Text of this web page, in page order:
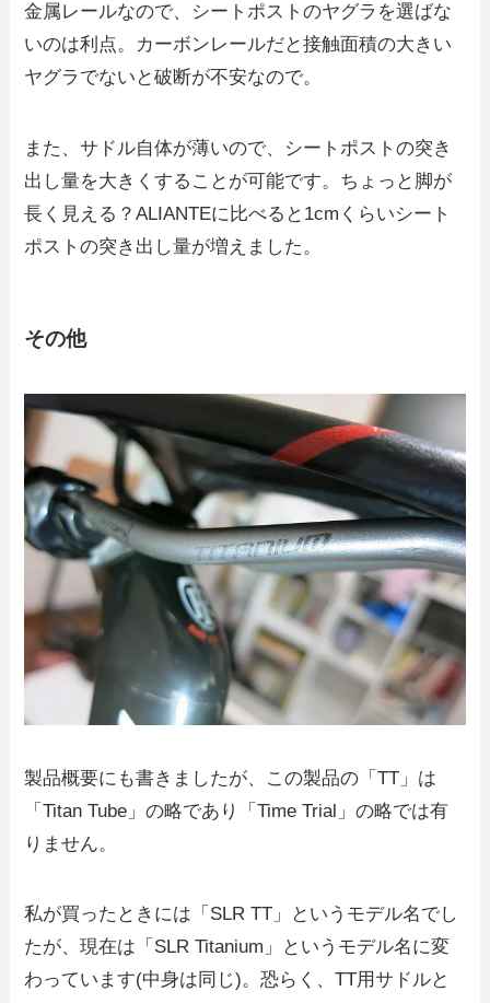
金属レールなので、シートポストのヤグラを選ばな
いのは利点。カーボンレールだと接触面積の大きい
ヤグラでないと破断が不安なので。
また、サドル自体が薄いので、シートポストの突き
出し量を大きくすることが可能です。ちょっと脚が
長く見える？ALIANTEに比べると1cmくらいシート
ポストの突き出し量が増えました。
その他
製品概要にも書きましたが、この製品の「TT」は
「Titan Tube」の略であり「Time Trial」の略では有
りません。
私が買ったときには「SLR TT」というモデル名でし
たが、現在は「SLR Titanium」というモデル名に変
わっています(中身は同じ)。恐らく、TT用サドルと